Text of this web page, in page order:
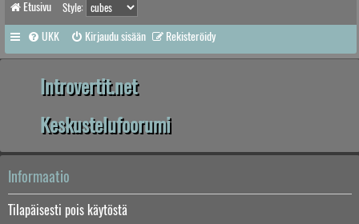
Etusivu Style:
UKK Kirjaudu sisään Rekisteröidy
Introvertit.net
Keskustelufoorumi
Informaatio
Tilapäisesti pois käytöstä